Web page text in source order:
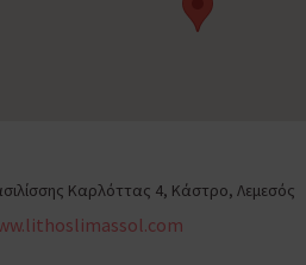
Καρλόττας 4, Κάστρο, Λεμεσός